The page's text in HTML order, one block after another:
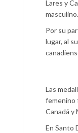
Lares y
masculino.
Por su
lugar, al
Las
femenino
Canadá y
En Santo